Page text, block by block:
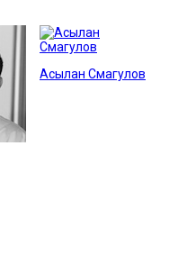
Асылан Смагулов